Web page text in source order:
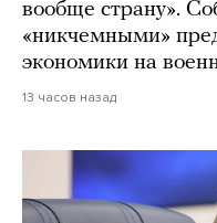
вообще страну».
«никчемными»
экономики на
13 часов назад